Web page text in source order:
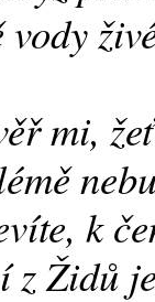
mi,
k
z Židů